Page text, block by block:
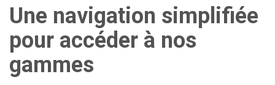
Une navigation simplifiée
pour accéder à nos
gammes